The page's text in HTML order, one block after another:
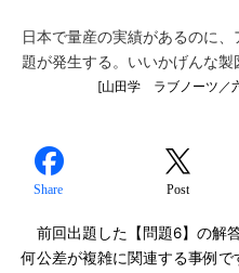
日本で量産の実績があるのに
題が発生する。いいかげんな製
[山田学 ラブノーツ／
Share Post
前回出題した【問題6】の解
何公差が複雑に関連する事例